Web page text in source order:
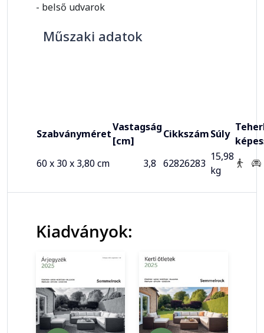
- belső udvarok
Műszaki adatok
Szabványméret
Vastagság
[cm]
CikkszámSúly
60 x 30 x 3,80 cm
3,8 62826283
15,98
kg
Kiadványok: